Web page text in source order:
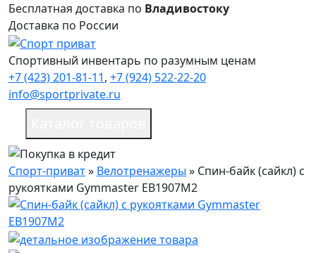
Бесплатная доставка по Владивостоку
Доставка по России
Спортивный инвентарь по разумным ценам
+7 (423) 201-81-11, +7 (924) 522-22-20
info@sportprivate.ru
Спорт-приват» Велотренажеры » Спин-байк (сайкл) с
рукоятками Gymmaster EB1907M2